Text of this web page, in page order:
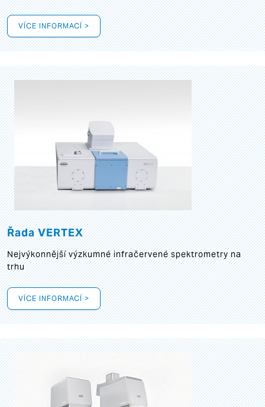
VÍCE INFORMACÍ >
Řada VERTEX
Nejvýkonnější výzkumné infračervené spektrometry na
trhu
VÍCE INFORMACÍ >